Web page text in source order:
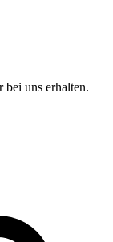
bei uns erhalten.